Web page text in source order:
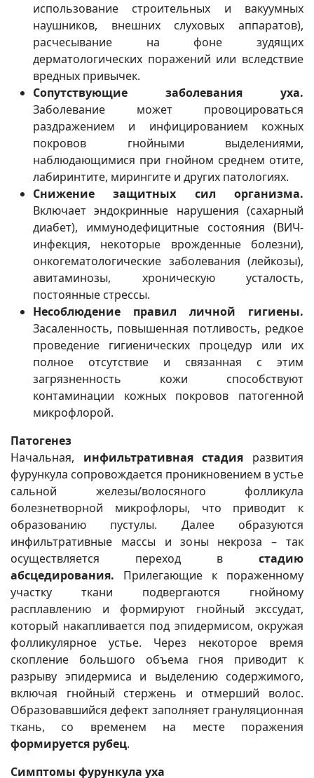
использование строительных и вакуумных
наушников, внешних слуховых аппаратов),
расчесывание на фоне зудящих
дерматологических поражений или вследствие
вредных привычек.
Сопутствующие заболевания уха.
Заболевание может провоцироваться
раздражением и инфицированием кожных
покровов гнойными выделениями,
наблюдающимися при гнойном среднем отите,
лабиринтите, мирингите и других патологиях.
Снижение защитных сил организма.
Включает эндокринные нарушения (сахарный
диабет), иммунодефицитные состояния (ВИЧ-
инфекция, некоторые врожденные болезни),
онкогематологические заболевания (лейкозы),
авитаминозы, хроническую усталость,
постоянные стрессы.
Несоблюдение правил личной гигиены.
Засаленность, повышенная потливость, редкое
проведение гигиенических процедур или их
полное отсутствие и связанная с этим
загрязненность кожи способствуют
контаминации кожных покровов патогенной
микрофлорой.
Патогенез
Начальная, инфильтративная стадия развития
фурункула сопровождается проникновением в устье
сальной железы/волосяного фолликула
болезнетворной микрофлоры, что приводит к
образованию пустулы. Далее образуются
инфильтративные массы и зоны некроза – так
осуществляется переход в стадию
абсцедирования. Прилегающие к пораженному
участку ткани подвергаются гнойному
расплавлению и формируют гнойный экссудат,
который накапливается под эпидермисом, окружая
фолликулярное устье. Через некоторое время
скопление большого объема гноя приводит к
разрыву эпидермиса и выделению содержимого,
включая гнойный стержень и отмерший волос.
Образовавшийся дефект заполняет грануляционная
ткань, со временем на месте поражения
формируется рубец.
Симптомы фурункула уха